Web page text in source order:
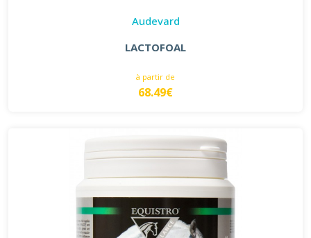
Audevard
LACTOFOAL
à partir de
68.49€